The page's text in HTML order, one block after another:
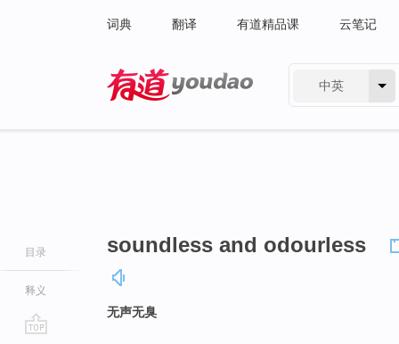
词典 翻译 有道精品课 云笔记
中英
目录
释义
soundless and odourless
无声无臭